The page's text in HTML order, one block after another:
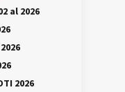
al 2026
2026